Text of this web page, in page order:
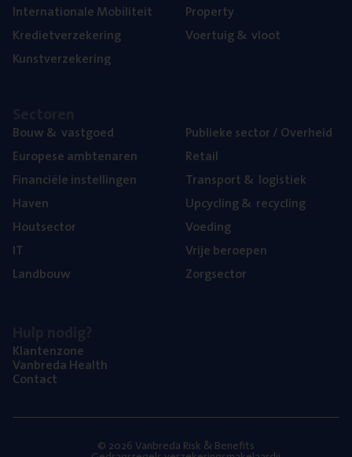
Inter­na­ti­o­na­le Mobiliteit
Kre­diet­ver­ze­ke­ring
Kunst­ver­ze­ke­ring
Pro­per­ty
Voer­tuig& vloot
Bouw& vastgoed
Euro­pe­se ambtenaren
Finan­ci­ë­le instellingen
Haven
Hout­sec­tor
IT
Land­bouw
Publie­ke sec­tor / Overheid
Retail
Trans­port& logistiek
Upcy­cling& recycling
Voe­ding
Vrije beroe­pen
Zorg­sec­tor
Klan­ten­zo­ne
Van­b­re­da Health
Con­tact
© 2026 Vanbreda Risk & Benefits